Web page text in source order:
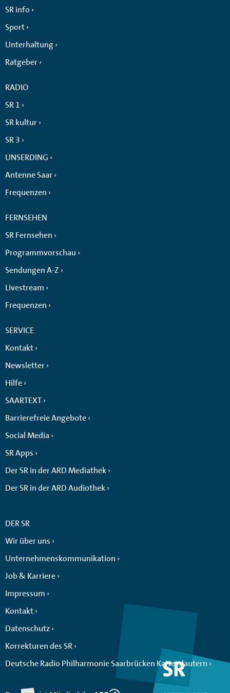
SR info
Sport
Unterhaltung
Ratgeber
RADIO
SR 1
SR kultur
SR 3
UNSERDING
Antenne Saar
Frequenzen
FERNSEHEN
SR Fernsehen
Programmvorschau
Sendungen A-Z
Livestream
Frequenzen
SERVICE
Kontakt
Newsletter
Hilfe
SAARTEXT
Barrierefreie Angebote
Social Media
SR Apps
Der SR in der ARD Mediathek
Der SR in der ARD Audiothek
DER SR
Wir über uns
Unternehmenskommunikation
Job & Karriere
Impressum
Kontakt
Datenschutz
Korrekturen des SR
Deutsche Radio Philharmonie Saarbrücken Kaiserslautern